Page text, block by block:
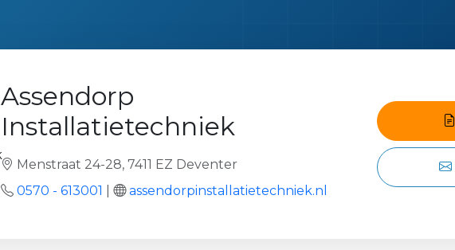
Assendorp
Installatietechniek
Menstraat 24-28, 7411 EZ Deventer
0570 - 613001
| assendorpinstallatietechniek.nl